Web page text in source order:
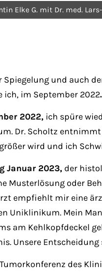
Elke G. mit Dr. med.
Spiegelung und auch
ich, im September 2022.
2022, ich spüre
Dr. Scholtz entnimmt
wird und ich
Januar 2023, der
Musterlösung oder
empfiehlt mir eine
Uniklinikum. Mein
am Kehlkopfdeckel
Unsere
des